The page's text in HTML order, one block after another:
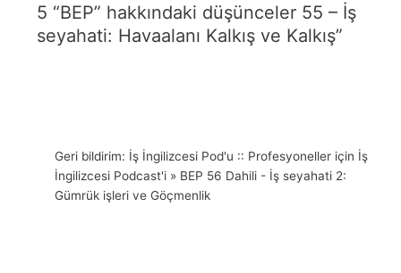
5 “BEP” hakkındaki düşünceler 55 – İş
seyahati: Havaalanı Kalkış ve Kalkış”
Geri bildirim: İş İngilizcesi Pod'u :: Profesyoneller için İş
İngilizcesi Podcast'i » BEP 56 Dahili - İş seyahati 2:
Gümrük işleri ve Göçmenlik